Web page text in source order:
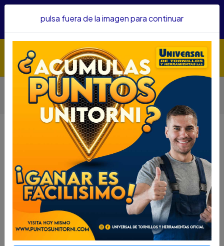
confianza&nbsp;Recibe un KIT PARRILLERO por compras
Herramientas
Accesorios Para Herramientas
Copas
COPA IMPACTO FORCE LARGA CUAD 1" 55MM REF48510055
COPA IMPACTO FORCE LARGA
CUAD 1" 55MM REF48510055
DESCRIPCIÓN
COPA IMPACTO FORCE LARGA CUAD 1"
55MM REF48510055
SKU.....44155022
DESCRIPCION....
ESPECIFICACIONES
pulsa fuera de la imagen para continuar